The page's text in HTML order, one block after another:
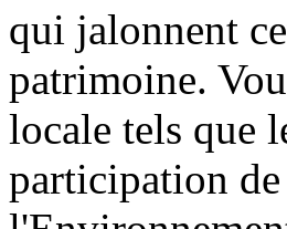
qui jalonnent
patrimoine.
locale tels que
participation